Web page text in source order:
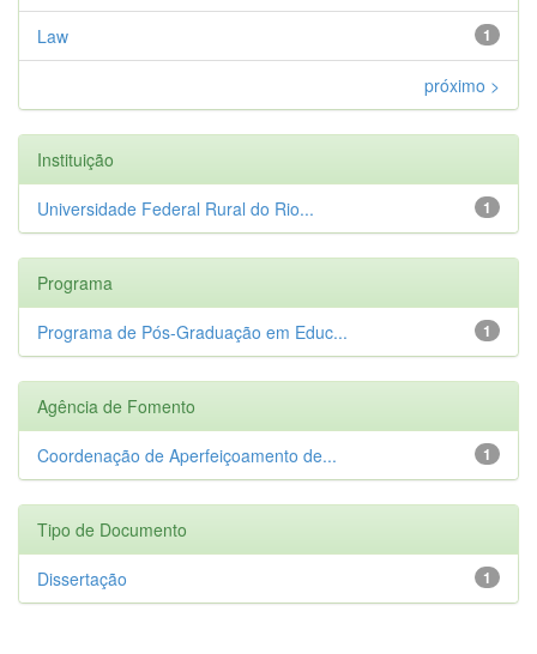
1
Law
próximo >
Instituição
1
Universidade Federal Rural do Rio...
Programa
1
Programa de Pós-Graduação em Educ...
Agência de Fomento
1
Coordenação de Aperfeiçoamento de...
Tipo de Documento
1
Dissertação